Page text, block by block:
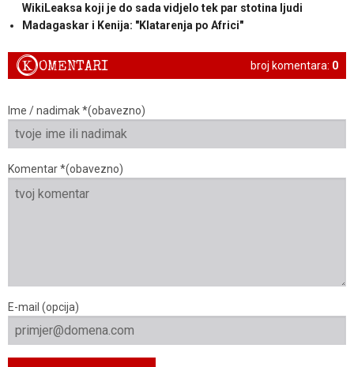
WikiLeaksa koji je do sada vidjelo tek par stotina ljudi
Madagaskar i Kenija: "Klatarenja po Africi"
broj komentara: 0
KOMENTARI
Ime / nadimak *(obavezno)
Komentar *(obavezno)
E-mail (opcija)